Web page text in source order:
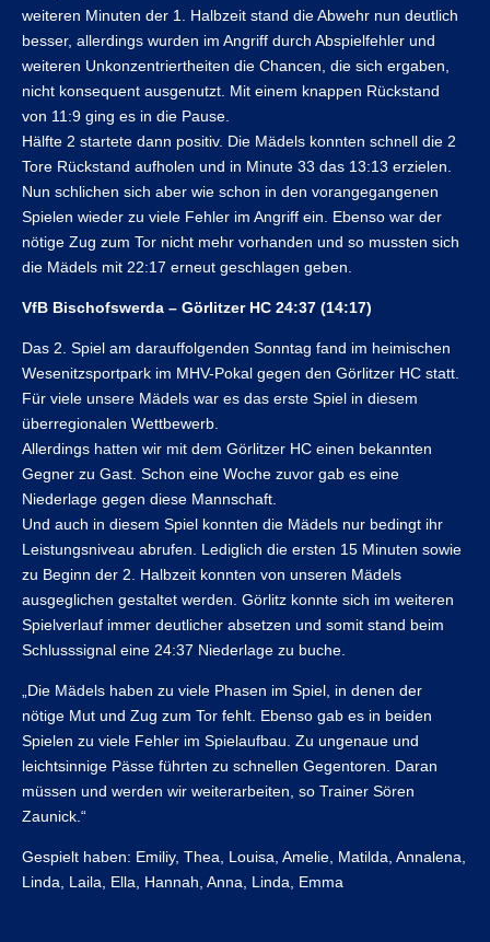
weiteren Minuten der 1. Halbzeit stand die Abwehr nun deutlich
besser, allerdings wurden im Angriff durch Abspielfehler und
weiteren Unkonzentriertheiten die Chancen, die sich ergaben,
nicht konsequent ausgenutzt. Mit einem knappen Rückstand
von 11:9 ging es in die Pause.
Hälfte 2 startete dann positiv. Die Mädels konnten schnell die 2
Tore Rückstand aufholen und in Minute 33 das 13:13 erzielen.
Nun schlichen sich aber wie schon in den vorangegangenen
Spielen wieder zu viele Fehler im Angriff ein. Ebenso war der
nötige Zug zum Tor nicht mehr vorhanden und so mussten sich
die Mädels mit 22:17 erneut geschlagen geben.
VfB Bischofswerda – Görlitzer HC 24:37 (14:17)
Das 2. Spiel am darauffolgenden Sonntag fand im heimischen
Wesenitzsportpark im MHV-Pokal gegen den Görlitzer HC statt.
Für viele unsere Mädels war es das erste Spiel in diesem
überregionalen Wettbewerb.
Allerdings hatten wir mit dem Görlitzer HC einen bekannten
Gegner zu Gast. Schon eine Woche zuvor gab es eine
Niederlage gegen diese Mannschaft.
Und auch in diesem Spiel konnten die Mädels nur bedingt ihr
Leistungsniveau abrufen. Lediglich die ersten 15 Minuten sowie
zu Beginn der 2. Halbzeit konnten von unseren Mädels
ausgeglichen gestaltet werden. Görlitz konnte sich im weiteren
Spielverlauf immer deutlicher absetzen und somit stand beim
Schlusssignal eine 24:37 Niederlage zu buche.
„Die Mädels haben zu viele Phasen im Spiel, in denen der
nötige Mut und Zug zum Tor fehlt. Ebenso gab es in beiden
Spielen zu viele Fehler im Spielaufbau. Zu ungenaue und
leichtsinnige Pässe führten zu schnellen Gegentoren. Daran
müssen und werden wir weiterarbeiten, so Trainer Sören
Zaunick.“
Gespielt haben: Emiliy, Thea, Louisa, Amelie, Matilda, Annalena,
Linda, Laila, Ella, Hannah, Anna, Linda, Emma